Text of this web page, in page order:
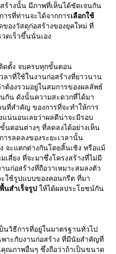
ร้างนั้น มีภาพที่เห็นได้ชัดเจนกัน
ารที่ท่านจะได้จากการเลือกใช้
ของวัสดุก่อสร้างของยุคใหม่ ที่
ดเร็วขึ้นนั่นเอง
ดตั้ง จบครบทุกขั้นตอน
ลาที่ใช้ในงานก่อสร้างที่ยาวนาน
ต้องรวมอยู่ในสมการของผลลัพธ์
กัน ดังนั้นความสะดวกที่ได้มา
ที่สำคัญ ของการที่จะทำให้การ
แน่นอนเลยว่าผลดีน่าจะมีรอบ
นตอนต่างๆ ที่ลดลงได้อย่างเห็น
รลดลงของระยะเวลานั้น
จะแตกต่างกันโดยสิ้นเชิง หรือแม้
เสี่ยง ที่จะมาซึ่งโครงสร้างที่ไม่มี
ก่อสร้างที่ถือวาเหมาะสมลงตัว
ใช้รูปแบบของคอนกรีต ที่มา
นสำเร็จรูป ให้ได้ผลประโยชน์กัน
นวิธีการที่อยู่ในมาตรฐานทั่วไป
พาะกับงานก่อสร้าง ที่มีนัยสำคัญที่
ณภาพอื่นๆ ซึ่งถือว่าถ้าเป็นขนาด